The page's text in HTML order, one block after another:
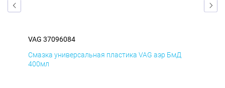
VAG 37096084
Смазка универсальная пластика VAG аэр БмД
400мл